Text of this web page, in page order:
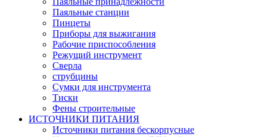
Паяльные станции
Пинцеты
Приборы для выжигания
Рабочие приспособления
Режущий инструмент
Сверла
струбцины
Сумки для инструмента
Тиски
Фены строительные
ИСТОЧНИКИ ПИТАНИЯ
Источники питания бескорпусные